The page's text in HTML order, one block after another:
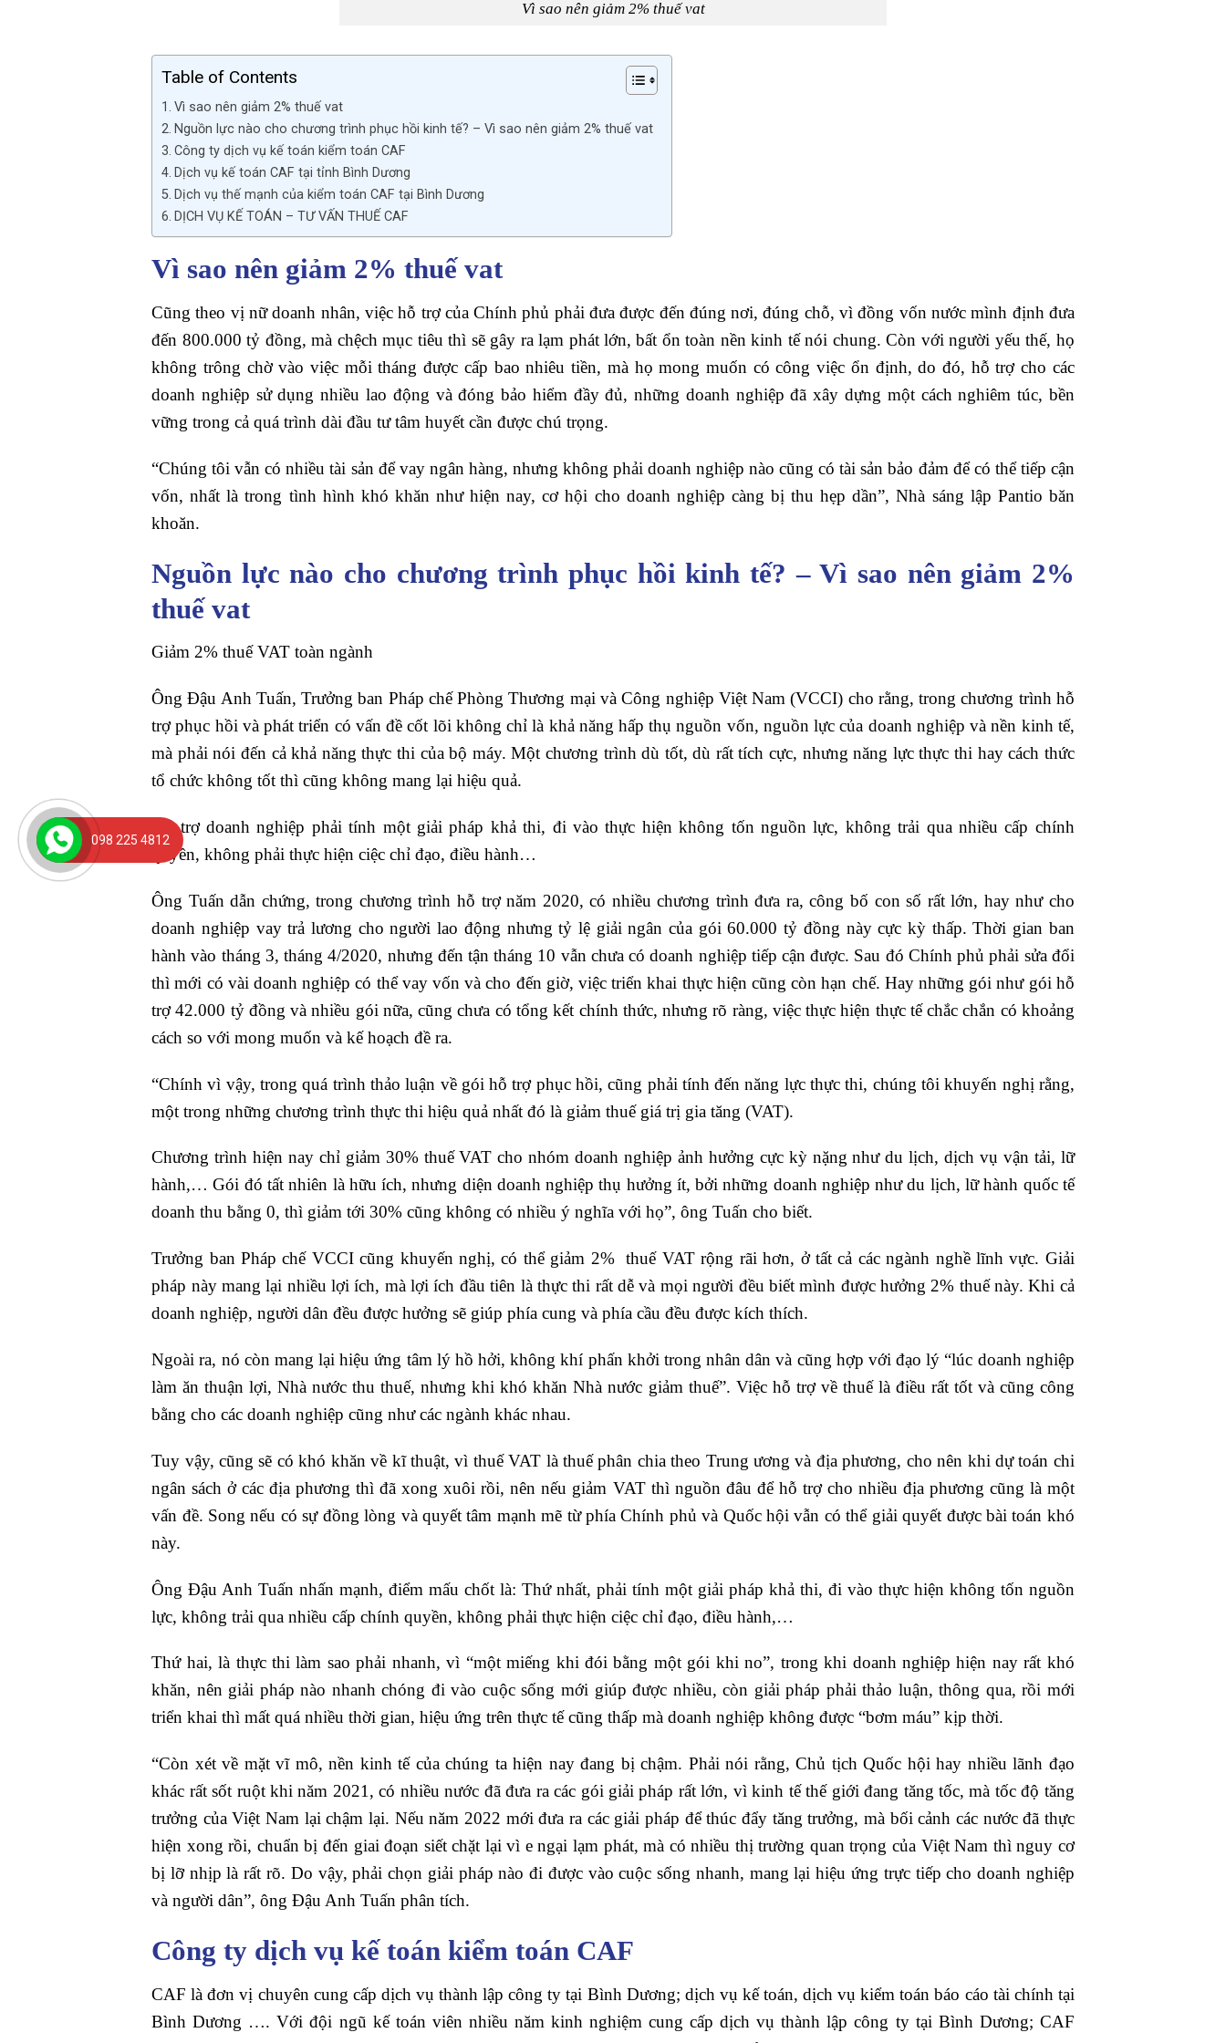
Vì sao nên giảm 2% thuế vat
Table of Contents
Vì sao nên giảm 2% thuế vat
Nguồn lực nào cho chương trình phục hồi kinh tế? – Vì sao nên giảm 2% thuế vat
Công ty dịch vụ kế toán kiểm toán CAF
Dịch vụ kế toán CAF tại tỉnh Bình Dương
Dịch vụ thế mạnh của kiểm toán CAF tại Bình Dương
DỊCH VỤ KẾ TOÁN – TƯ VẤN THUẾ CAF
Vì sao nên giảm 2% thuế vat
Cũng theo vị nữ doanh nhân, việc hỗ trợ của Chính phủ phải đưa được đến đúng nơi, đúng chỗ, vì đồng vốn nước mình định đưa
đến 800.000 tỷ đồng, mà chệch mục tiêu thì sẽ gây ra lạm phát lớn, bất ổn toàn nền kinh tế nói chung. Còn với người yếu thế, họ
không trông chờ vào việc mỗi tháng được cấp bao nhiêu tiền, mà họ mong muốn có công việc ổn định, do đó, hỗ trợ cho các
doanh nghiệp sử dụng nhiều lao động và đóng bảo hiểm đầy đủ, những doanh nghiệp đã xây dựng một cách nghiêm túc, bền
vững trong cả quá trình dài đầu tư tâm huyết cần được chú trọng.
“Chúng tôi vẫn có nhiều tài sản để vay ngân hàng, nhưng không phải doanh nghiệp nào cũng có tài sản bảo đảm để có thể tiếp cận
vốn, nhất là trong tình hình khó khăn như hiện nay, cơ hội cho doanh nghiệp càng bị thu hẹp dần”, Nhà sáng lập Pantio băn
khoăn.
Nguồn lực nào cho chương trình phục hồi kinh tế? – Vì sao nên giảm 2%
thuế vat
Giảm 2% thuế VAT toàn ngành
Ông Đậu Anh Tuấn, Trưởng ban Pháp chế Phòng Thương mại và Công nghiệp Việt Nam (VCCI) cho rằng, trong chương trình hỗ
trợ phục hồi và phát triển có vấn đề cốt lõi không chỉ là khả năng hấp thụ nguồn vốn, nguồn lực của doanh nghiệp và nền kinh tế,
mà phải nói đến cả khả năng thực thi của bộ máy. Một chương trình dù tốt, dù rất tích cực, nhưng năng lực thực thi hay cách thức
tổ chức không tốt thì cũng không mang lại hiệu quả.
Hỗ trợ doanh nghiệp phải tính một giải pháp khả thi, đi vào thực hiện không tốn nguồn lực, không trải qua nhiều cấp chính
quyền, không phải thực hiện ciệc chỉ đạo, điều hành…
Ông Tuấn dẫn chứng, trong chương trình hỗ trợ năm 2020, có nhiều chương trình đưa ra, công bố con số rất lớn, hay như cho
doanh nghiệp vay trả lương cho người lao động nhưng tỷ lệ giải ngân của gói 60.000 tỷ đồng này cực kỳ thấp. Thời gian ban
hành vào tháng 3, tháng 4/2020, nhưng đến tận tháng 10 vẫn chưa có doanh nghiệp tiếp cận được. Sau đó Chính phủ phải sửa đổi
thì mới có vài doanh nghiệp có thể vay vốn và cho đến giờ, việc triển khai thực hiện cũng còn hạn chế. Hay những gói như gói hỗ
trợ 42.000 tỷ đồng và nhiều gói nữa, cũng chưa có tổng kết chính thức, nhưng rõ ràng, việc thực hiện thực tế chắc chắn có khoảng
cách so với mong muốn và kế hoạch đề ra.
“Chính vì vậy, trong quá trình thảo luận về gói hỗ trợ phục hồi, cũng phải tính đến năng lực thực thi, chúng tôi khuyến nghị rằng,
một trong những chương trình thực thi hiệu quả nhất đó là giảm thuế giá trị gia tăng (VAT).
Chương trình hiện nay chỉ giảm 30% thuế VAT cho nhóm doanh nghiệp ảnh hưởng cực kỳ nặng như du lịch, dịch vụ vận tải, lữ
hành,… Gói đó tất nhiên là hữu ích, nhưng diện doanh nghiệp thụ hưởng ít, bởi những doanh nghiệp như du lịch, lữ hành quốc tế
doanh thu bằng 0, thì giảm tới 30% cũng không có nhiều ý nghĩa với họ”, ông Tuấn cho biết.
Trưởng ban Pháp chế VCCI cũng khuyến nghị, có thể giảm 2% thuế VAT rộng rãi hơn, ở tất cả các ngành nghề lĩnh vực. Giải
pháp này mang lại nhiều lợi ích, mà lợi ích đầu tiên là thực thi rất dễ và mọi người đều biết mình được hưởng 2% thuế này. Khi cả
doanh nghiệp, người dân đều được hưởng sẽ giúp phía cung và phía cầu đều được kích thích.
Ngoài ra, nó còn mang lại hiệu ứng tâm lý hồ hởi, không khí phấn khởi trong nhân dân và cũng hợp với đạo lý “lúc doanh nghiệp
làm ăn thuận lợi, Nhà nước thu thuế, nhưng khi khó khăn Nhà nước giảm thuế”. Việc hỗ trợ về thuế là điều rất tốt và cũng công
bằng cho các doanh nghiệp cũng như các ngành khác nhau.
Tuy vậy, cũng sẽ có khó khăn về kĩ thuật, vì thuế VAT là thuế phân chia theo Trung ương và địa phương, cho nên khi dự toán chi
ngân sách ở các địa phương thì đã xong xuôi rồi, nên nếu giảm VAT thì nguồn đâu để hỗ trợ cho nhiều địa phương cũng là một
vấn đề. Song nếu có sự đồng lòng và quyết tâm mạnh mẽ từ phía Chính phủ và Quốc hội vẫn có thể giải quyết được bài toán khó
này.
Ông Đậu Anh Tuấn nhấn mạnh, điểm mấu chốt là: Thứ nhất, phải tính một giải pháp khả thi, đi vào thực hiện không tốn nguồn
lực, không trải qua nhiều cấp chính quyền, không phải thực hiện ciệc chỉ đạo, điều hành,…
Thứ hai, là thực thi làm sao phải nhanh, vì “một miếng khi đói bằng một gói khi no”, trong khi doanh nghiệp hiện nay rất khó
khăn, nên giải pháp nào nhanh chóng đi vào cuộc sống mới giúp được nhiều, còn giải pháp phải thảo luận, thông qua, rồi mới
triển khai thì mất quá nhiều thời gian, hiệu ứng trên thực tế cũng thấp mà doanh nghiệp không được “bơm máu” kịp thời.
“Còn xét về mặt vĩ mô, nền kinh tế của chúng ta hiện nay đang bị chậm. Phải nói rằng, Chủ tịch Quốc hội hay nhiều lãnh đạo
khác rất sốt ruột khi năm 2021, có nhiều nước đã đưa ra các gói giải pháp rất lớn, vì kinh tế thế giới đang tăng tốc, mà tốc độ tăng
trưởng của Việt Nam lại chậm lại. Nếu năm 2022 mới đưa ra các giải pháp để thúc đẩy tăng trưởng, mà bối cảnh các nước đã thực
hiện xong rồi, chuẩn bị đến giai đoạn siết chặt lại vì e ngại lạm phát, mà có nhiều thị trường quan trọng của Việt Nam thì nguy cơ
bị lỡ nhịp là rất rõ. Do vậy, phải chọn giải pháp nào đi được vào cuộc sống nhanh, mang lại hiệu ứng trực tiếp cho doanh nghiệp
và người dân”, ông Đậu Anh Tuấn phân tích.
Công ty dịch vụ kế toán kiểm toán CAF
CAF là đơn vị chuyên cung cấp dịch vụ thành lập công ty tại Bình Dương; dịch vụ kế toán, dịch vụ kiểm toán báo cáo tài chính tại
Bình Dương …. Với đội ngũ kế toán viên nhiều năm kinh nghiệm cung cấp dịch vụ thành lập công ty tại Bình Dương; CAF
098 225 4812